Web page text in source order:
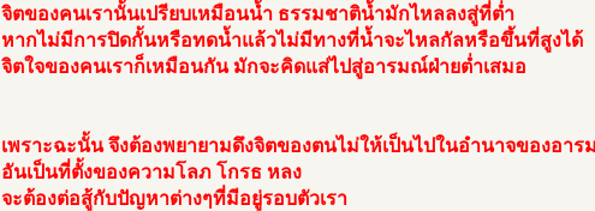
จิตของคนเรานั้นเปรียบเหมือนน้ำ ธรรมชาติน้ำมักไหลลงสู่ที่ต่ำ
หากไม่มีการปิดกั้นหรือทดน้ำแล้วไม่มีทางที่น้ำจะไหลกัลหรือขึ้นที่สูงได้
จิตใจของคนเราก็เหมือนกัน มักจะคิดแส่ไปสู่อารมณ์ฝ่ายต่ำเสมอ
เพราะฉะนั้น จึงต้องพยายามดึงจิตของตนไม่ให้เป็นไปในอำนาจของอา
อันเป็นที่ตั้งของความโลภ โกรธ หลง
จะต้องต่อสู้กับปัญหาต่างๆที่มีอยู่รอบตัวเรา